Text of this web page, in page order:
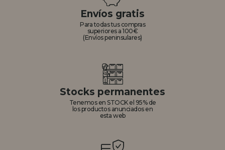
REGISTRO DISTRIBUIDOR
Envíos gratis
Para todas tus compras
superiores a 100€
(Envíos peninsulares)
Stocks permanentes
Tenemos en STOCK el 95% de
los productos anunciados en
esta web